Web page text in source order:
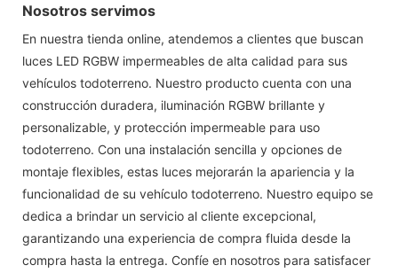
Nosotros servimos
En nuestra tienda online, atendemos a clientes que buscan
luces LED RGBW impermeables de alta calidad para sus
vehículos todoterreno. Nuestro producto cuenta con una
construcción duradera, iluminación RGBW brillante y
personalizable, y protección impermeable para uso
todoterreno. Con una instalación sencilla y opciones de
montaje flexibles, estas luces mejorarán la apariencia y la
funcionalidad de su vehículo todoterreno. Nuestro equipo se
dedica a brindar un servicio al cliente excepcional,
garantizando una experiencia de compra fluida desde la
compra hasta la entrega. Confíe en nosotros para satisfacer